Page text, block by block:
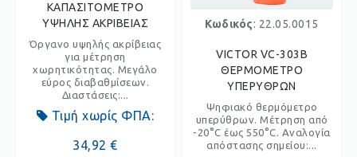
ΚΑΠΑΣΙΤΟΜΕΤΡΟ
ΥΨΗΛΗΣ ΑΚΡΙΒΕΙΑΣ
Όργανο υψηλής ακρίβειας
για μέτρηση
χωρητικότητας. Μεγάλο
εύρος διαβαθμίσεων.
Διαστάσεις:...
Τιμή χωρίς ΦΠΑ:
34,92 €
Κωδικός: 22.05.0015
VICTOR VC-303B
ΘΕΡΜΟΜΕΤΡΟ
ΥΠΕΡΥΘΡΩΝ
Ψηφιακό θερμόμετρο
υπερύθρων. Μέτρηση από
-20°C έως 550°C. Αναλογία
απόστασης σημείου:...